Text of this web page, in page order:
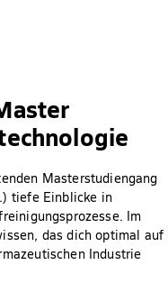
Masterstudiengang
tiefe Einblicke in
Im
das dich optimal auf
Industrie